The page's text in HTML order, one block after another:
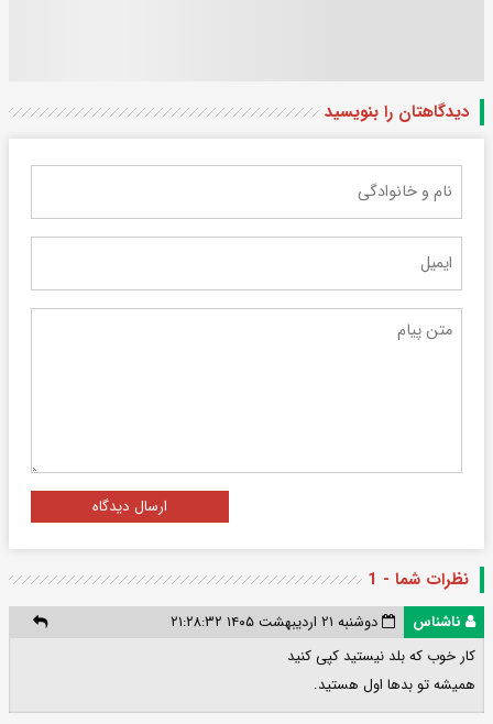
دیدگاهتان را بنویسید
ارسال دیدگاه
نظرات شما - 1
ناشناس
دوشنبه ۲۱ اردیبهشت ۱۴۰۵ ۲۱:۲۸:۳۲
کار خوب که بلد نیستید کپی کنید
همیشه تو بدها اول هستید.